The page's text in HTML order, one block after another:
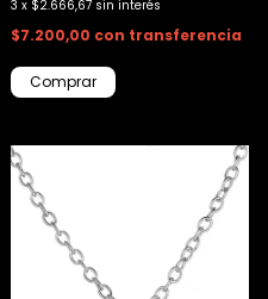
3 x $2.666,67 sin interés
$7.200,00 con transferencia